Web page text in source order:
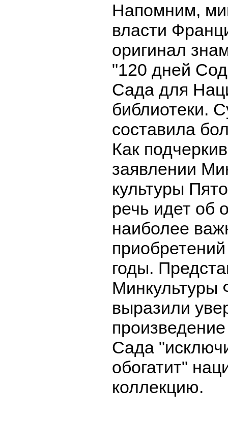
Напомним,
власти
оригинал
"120 дней
Сада для
библиотеки.
составила
Как
заявлении
культуры
речь идет об
наиболее
годы.
Минкультуры
выразили
Сада
обогатит"
коллекцию.